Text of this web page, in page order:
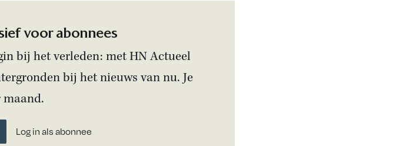
voor abonnees
bij het verleden: met HN Actueel
bij het nieuws van nu. Je
maand.
Log in als abonnee